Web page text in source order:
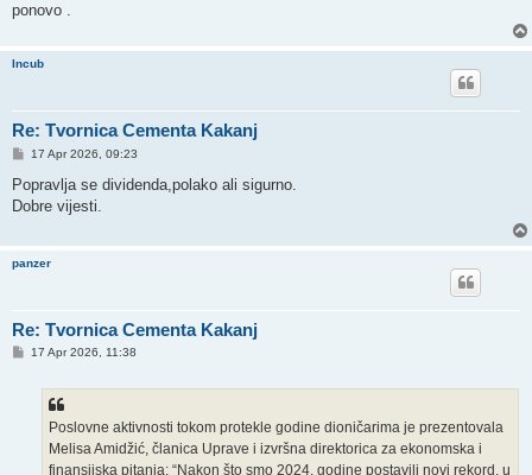
ponovo .
Incub
Re: Tvornica Cementa Kakanj
P
s
17 Apr 2026, 09:23
Popravlja se dividenda,polako ali sigurno.
Dobre vijesti.
panzer
Re: Tvornica Cementa Kakanj
P17 Apr 2026, 11:38
Poslovne aktivnosti tokom protekle godine dioničarima je prezentovala
Melisa Amidžić, članica Uprave i izvršna direktorica za ekonomska i
finansijska pitanja: “Nakon što smo 2024. godine postavili novi rekord, u